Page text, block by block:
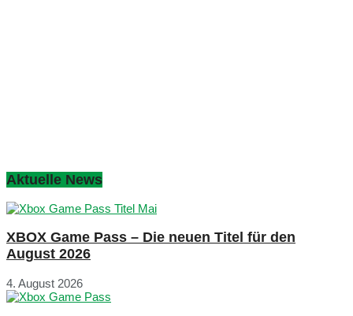
Aktuelle News
XBOX Game Pass – Die neuen Titel für den
August 2026
4. August 2026